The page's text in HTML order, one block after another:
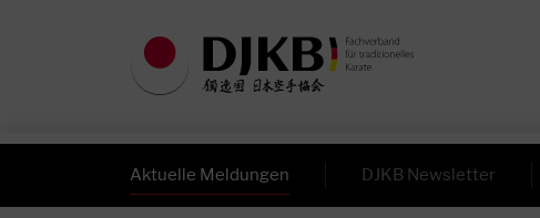
Aktuelle Meldungen DJKB Newsletter